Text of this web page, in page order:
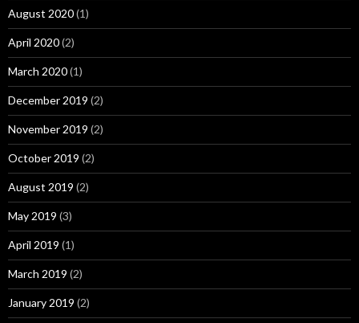
August 2020(1)
April 2020(2)
March 2020(1)
December 2019 (2)
November 2019 (2)
October 2019 (2)
August 2019 (2)
May 2019 (3)
April 2019 (1)
March 2019 (2)
January 2019 (2)